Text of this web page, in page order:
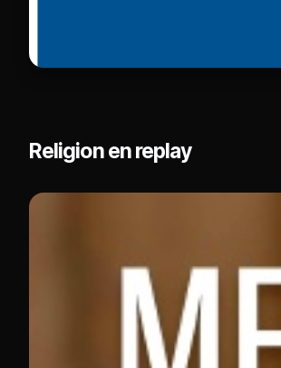
Religion en replay